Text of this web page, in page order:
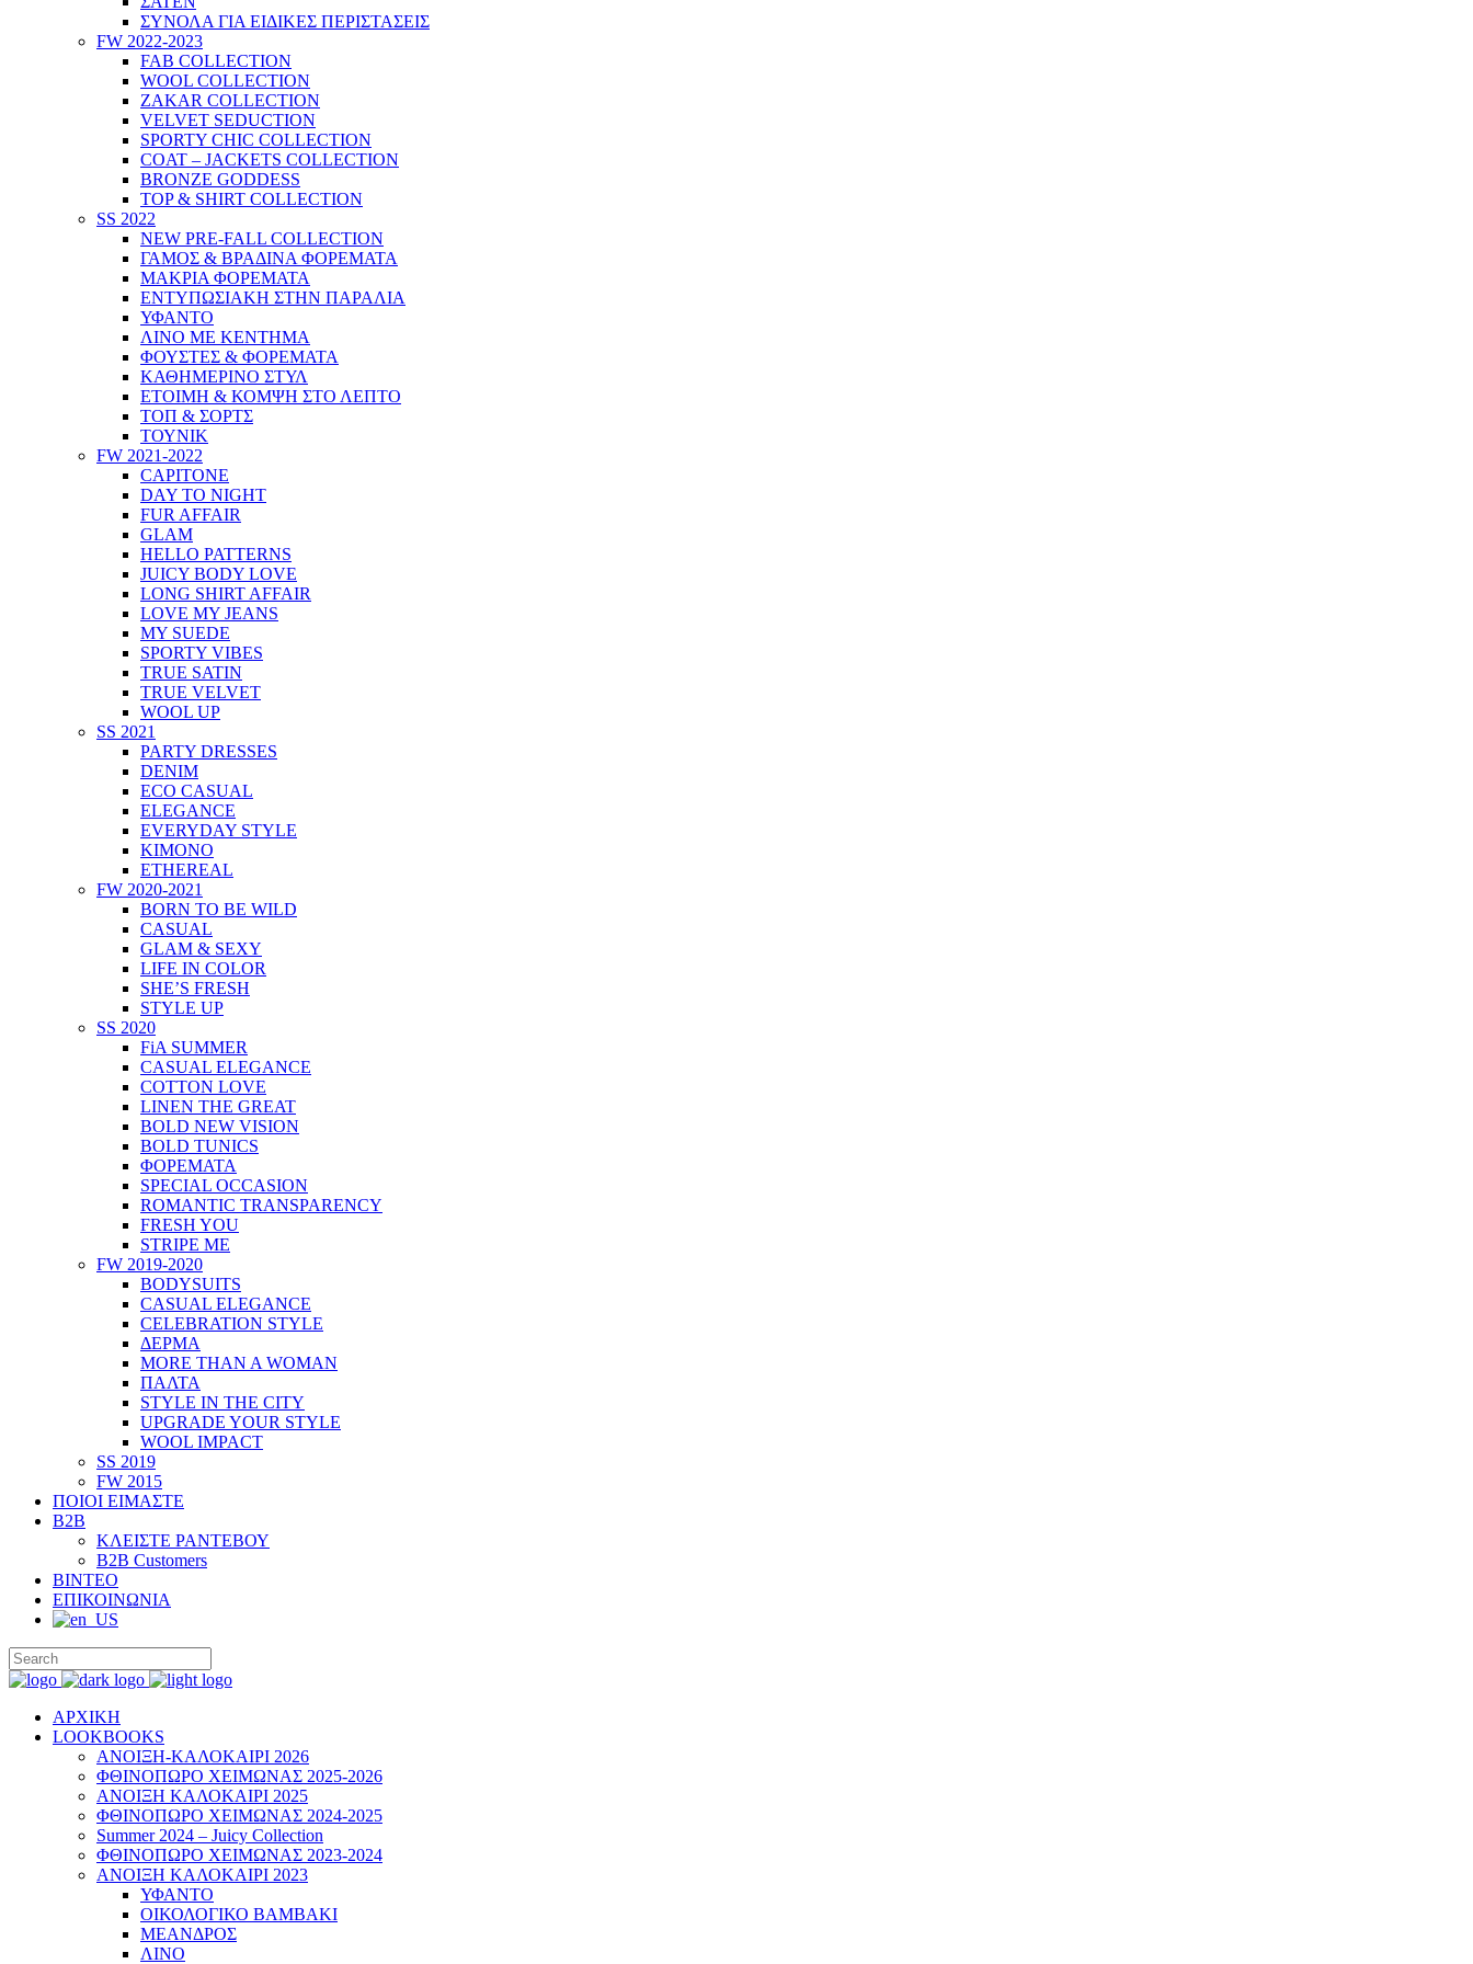
ΣΥΝΟΛΑ ΓΙΑ ΕΙΔΙΚΕΣ ΠΕΡΙΣΤΑΣΕΙΣ
FW 2022-2023
FAB COLLECTION
WOOL COLLECTION
ZAKAR COLLECTION
VELVET SEDUCTION
SPORTY CHIC COLLECTION
COAT – JACKETS COLLECTION
BRONZE GODDESS
TOP & SHIRT COLLECTION
SS 2022
NEW PRE-FALL COLLECTION
ΓΑΜΟΣ & ΒΡΑΔΙΝΑ ΦΟΡΕΜΑΤΑ
ΜΑΚΡΙΑ ΦΟΡΕΜΑΤΑ
ΕΝΤΥΠΩΣΙΑΚΗ ΣΤΗΝ ΠΑΡΑΛΙΑ
ΥΦΑΝΤΟ
ΛΙΝΟ ΜΕ ΚΕΝΤΗΜΑ
ΦΟΥΣΤΕΣ & ΦΟΡΕΜΑΤΑ
ΚΑΘΗΜΕΡΙΝΟ ΣΤΥΛ
ΕΤΟΙΜΗ & ΚΟΜΨΗ ΣΤΟ ΛΕΠΤΟ
ΤΟΠ & ΣΟΡΤΣ
ΤΟΥΝΙΚ
FW 2021-2022
CAPITONE
DAY TO NIGHT
FUR AFFAIR
GLAM
HELLO PATTERNS
JUICY BODY LOVE
LONG SHIRT AFFAIR
LOVE MY JEANS
MY SUEDE
SPORTY VIBES
TRUE SATIN
TRUE VELVET
WOOL UP
SS 2021
PARTY DRESSES
DENIM
ECO CASUAL
ELEGANCE
EVERYDAY STYLE
KIMONO
ETHEREAL
FW 2020-2021
BORN TO BE WILD
CASUAL
GLAM & SEXY
LIFE IN COLOR
SHE’S FRESH
STYLE UP
SS 2020
FiA SUMMER
CASUAL ELEGANCE
COTTON LOVE
LINEN THE GREAT
BOLD NEW VISION
BOLD TUNICS
ΦΟΡΕΜΑΤΑ
SPECIAL OCCASION
ROMANTIC TRANSPARENCY
FRESH YOU
STRIPE ME
FW 2019-2020
BODYSUITS
CASUAL ELEGANCE
CELEBRATION STYLE
ΔΕΡΜΑ
MORE THAN A WOMAN
ΠΑΛΤΑ
STYLE IN THE CITY
UPGRADE YOUR STYLE
WOOL IMPACT
SS 2019
FW 2015
ΠΟΙΟΙ ΕΙΜΑΣΤΕ
B2B
ΚΛΕΙΣΤΕ ΡΑΝΤΕΒΟΥ
B2B Customers
ΒΙΝΤΕΟ
ΕΠΙΚΟΙΝΩΝΙΑ
ΑΡΧΙΚΗ
LOOKBOOKS
ΑΝΟΙΞΗ-ΚΑΛΟΚΑΙΡΙ 2026
ΦΘΙΝΟΠΩΡΟ ΧΕΙΜΩΝΑΣ 2025-2026
ΑΝΟΙΞΗ ΚΑΛΟΚΑΙΡΙ 2025
ΦΘΙΝΟΠΩΡΟ ΧΕΙΜΩΝΑΣ 2024-2025
Summer 2024 – Juicy Collection
ΦΘΙΝΟΠΩΡΟ ΧΕΙΜΩΝΑΣ 2023-2024
ΑΝΟΙΞΗ ΚΑΛΟΚΑΙΡΙ 2023
ΥΦΑΝΤΟ
ΟΙΚΟΛΟΓΙΚΟ ΒΑΜΒΑΚΙ
ΜΕΑΝΔΡΟΣ
ΛΙΝΟ